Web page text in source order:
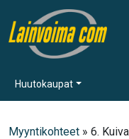
Huutokaupat
Myyntikohteet » 6.